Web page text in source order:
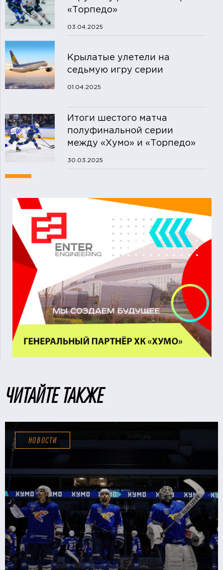
«Торпедо»
03.04.2025
Крылатые улетели на
седьмую игру серии
01.04.2025
Итоги шестого матча
полуфинальной серии
между «Хумо» и «Торпедо»
30.03.2025
ЧИТАЙТЕ ТАКЖЕ
НОВОСТИ